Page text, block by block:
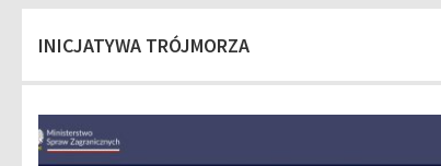
INICJATYWA TRÓJMORZA